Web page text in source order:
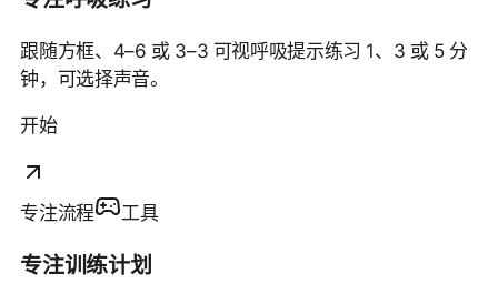
跟随方框、4–6 或 3–3 可视呼吸提示练习 1、3 或 5 分
钟，可选择声音。
开始
专注流程 工具
专注训练计划